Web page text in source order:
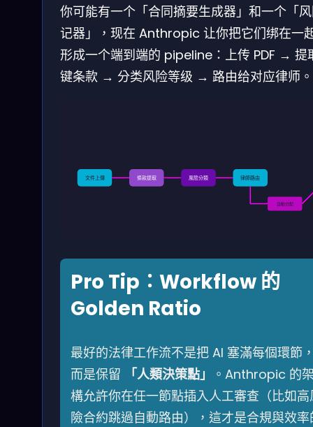
你可能有一个「合同摘要生成器」和一个「
记器」，现在 Anthropic 让你把它们绑在一
形成一个端到端的 pipeline：上传 PDF → 提
键条款 → 分类风险等级 → 路由给对应律师。
文件上傳 條款提取 風險分類 律師路由
自動分配
Pro Tip：Workflow 的
Golden Ratio
最好的法律工作流不是把 AI 塞滿每個環節
而是保留
「人類決策點」
。Anthropic 的
構允許你在任一節點插入人工審查（比如高
險合約跳過自動路由），這才是合規與效率